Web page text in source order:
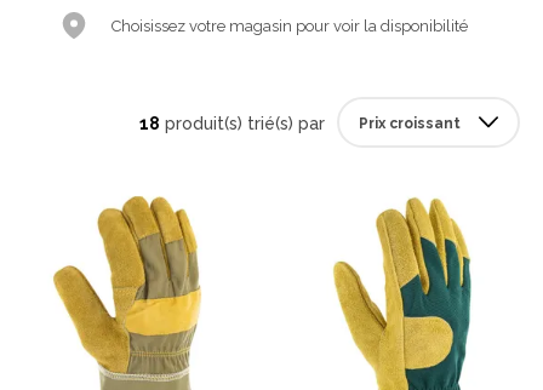
Choisissez votre magasin pour voir la disponibilité
18 produit(s) trié(s) par